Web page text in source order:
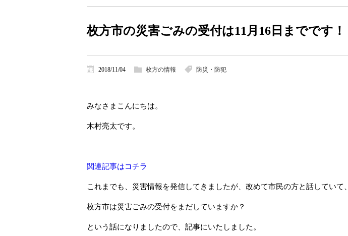
枚方市の災害ごみの受付は11月16日までです！
2018/11/04 枚方の情報 防災・防犯
みなさまこんにちは。
木村亮太です。
関連記事はコチラ
これまでも、災害情報を発信してきましたが、改めて市民の方と話していて、
枚方市は災害ごみの受付をまだしていますか？
という話になりましたので、記事にいたしました。